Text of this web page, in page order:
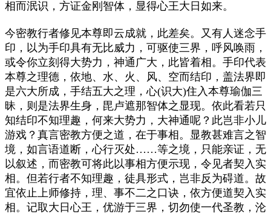
相而泯识，方证金刚智体，显得心王大日如来。
今密教行者修见本尊即云成就，此差矣。又有人迷念手
印，以为手印具有无比威力，可驱使三界，呼风唤雨，
或令你立刻得大势力，神通广大，此皆着相。手印代表
本尊之理德，依地、水、火、风、空而结印，盖法界即
是六大所成，手结五大之理，心(识大)住入本尊瑜伽三
昧，则是法界生身，毘卢遮那智体之显现。依此看若只
知结印不知理趣，何来大势力，大神通呢？此岂非小儿
游戏？真言密教方便之道，在于事相。显教甚难言之智
境，如言语道断，心行灭处……等之境，只能亲证，无
以叙述，而密教可将此以事相方便示现，令见者契入实
相。但若行者不知理趣，徒具形式，岂非反为碍道。故
宜依止上师修持，理、事不二之口诀，依方便道契入实
相。记取大日心王，优游于三界，切勿使一代圣教，沦